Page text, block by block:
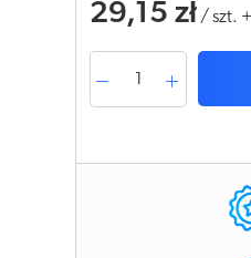
29,15 zł /szt. +